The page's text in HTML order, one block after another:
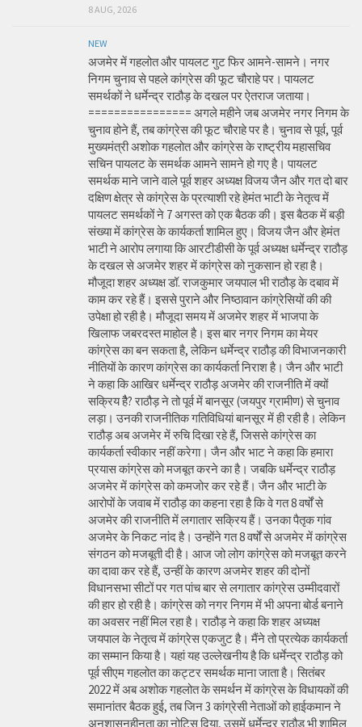
8 AUG, 2026
NEW
अजमेर में गहलोत और पायलट गुट फिर आमने-सामने। नगर
निगम चुनाव से पहले कांग्रेस की फूट चौराहे पर। पायलट
समर्थकों ने धर्मेन्द्र राठौड़ के दखल पर ऐतराज जताया।
================ अगले महीने जब अजमेर नगर निगम के
चुनाव होने हैं, तब कांग्रेस की फूट चौराहे पर है। चुनाव से पूर्व, पूर्व
मुख्यमंत्री अशोक गहलोत और कांग्रेस के राष्ट्रीय महासचिव
सचिन पायलट के समर्थक आमने सामने हो गए है। पायलट
समर्थक माने जाने वाले पूर्व शहर अध्यक्ष विजय जैन और गत दो बार
दक्षिण क्षेत्र से कांग्रेस के प्रत्याशी रहे हेमंत भाटी के नेतृत्व में
पायलट समर्थकों ने 7 अगस्त को एक बैठक की। इस बैठक में बड़ी
संख्या में कांग्रेस के कार्यकर्ता शामिल हुए। विजय जैन और हेमंत
भाटी ने आरोप लगाया कि आरटीडीसी के पूर्व अध्यक्ष धर्मेन्द्र राठौड़
के दखल से अजमेर शहर में कांग्रेस को नुकसान हो रहा है।
मौजूदा शहर अध्यक्ष डॉ. राजकुमार जयपाल भी राठौड़ के दबाव में
काम कर रहे हैं। इससे पुराने और निष्ठावान कांग्रेसियों की की
उपेक्षा हो रही है। मौजूदा समय में अजमेर शहर में भाजपा के
खिलाफ जबरदस्त माहोल है। इस बार नगर निगम का मेयर
कांग्रेस का बन सकता है, लेकिन धर्मेन्द्र राठौड़ की विभाजनकारी
नीतियों के कारण कांग्रेस का कार्यकर्ता निराश है। जैन और भाटी
ने कहा कि आखिर धर्मेन्द्र राठौड़ अजमेर की राजनीति में क्यों
सक्रिय हैै? राठौड़ ने तो पूर्व में बानसूर (जयपुर ग्रामीण) से चुनाव
लड़ा। उनकी राजनीतिक गतिविधियां बानसूर में ही रही है। लेकिन
राठौड़ अब अजमेर में रुचि दिखा रहे हैं, जिससे कांग्रेस का
कार्यकर्ता स्वीकार नहीं करेगा। जैन और भाट ने कहा कि हमारा
प्रयास कांग्रेस को मजबूत करने का है। जबकि धर्मेन्द्र राठौड़
अजमेर में कांग्रेस को कमजोर कर रहे हैं। जैन और भाटी के
आरोपों के जवाब में राठौड़ का कहना रहा है कि वे गत 8 वर्षों से
अजमेर की राजनीति में लगातार सक्रिय हैं। उनका पैतृक गांव
अजमेर के निकट नांद है। उन्होंने गत 8 वर्षों से अजमेर में कांग्रेस
संगठन को मजबूती दी है। आज जो लोग कांग्रेस को मजबूत करने
का दावा कर रहे हैं, उन्हीं के कारण अजमेर शहर की दोनों
विधानसभा सीटों पर गत पांच बार से लगातार कांग्रेस उम्मीदवारों
की हार हो रही है। कांग्रेस को नगर निगम में भी अपना बोर्ड बनाने
का अवसर नहीं मिल रहा है। राठौड़ ने कहा कि शहर अध्यक्ष
जयपाल के नेतृत्व में कांग्रेस एकजुट है। मैंने तो प्रत्येक कार्यकर्ता
का सम्मान किया है। यहां यह उल्लेखनीय है कि धर्मेन्द्र राठौड़ को
पूर्व सीएम गहलोत का कट्टर समर्थक माना जाता है। सितंबर
2022 में अब अशोक गहलोत के समर्थन में कांग्रेस के विधायकों की
समानांतर बैठक हुई, तब जिन 3 कांग्रेसी नेताओं को हाईकमान ने
अनुशासनहीनता का नोटिस दिया, उसमें धर्मेन्द्र राठौड़ भी शामिल